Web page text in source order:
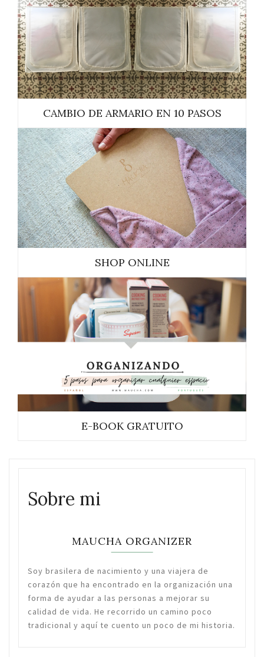
CAMBIO DE ARMARIO EN 10 PASOS
SHOP ONLINE
E-BOOK GRATUITO
Sobre mi
MAUCHA ORGANIZER
Soy brasilera de nacimiento y una viajera de
corazón que ha encontrado en la organización una
forma de ayudar a las personas a mejorar su
calidad de vida. He recorrido un camino poco
tradicional y aquí te cuento un poco de mi historia.